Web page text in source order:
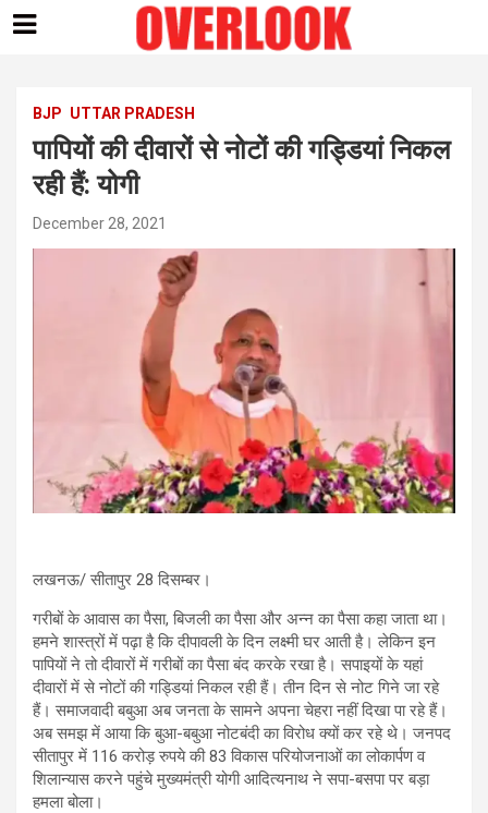
content
BJP UTTAR PRADESH
पापियों की दीवारों से नोटों की गड्डियां निकल
रही हैं: योगी
December 28, 2021
लखनऊ/ सीतापुर 28 दिसम्बर।
गरीबों के आवास का पैसा, बिजली का पैसा और अन्न का पैसा कहा जाता था।
हमने शास्त्रों में पढ़ा है कि दीपावली के दिन लक्ष्मी घर आती है। लेकिन इन
पापियों ने तो दीवारों में गरीबों का पैसा बंद करके रखा है। सपाइयों के यहां
दीवारों में से नोटों की गड्डियां निकल रही हैं। तीन दिन से नोट गिने जा रहे
हैं। समाजवादी बबुआ अब जनता के सामने अपना चेहरा नहीं दिखा पा रहे हैं।
अब समझ में आया कि बुआ-बबुआ नोटबंदी का विरोध क्यों कर रहे थे। जनपद
सीतापुर में 116 करोड़ रुपये की 83 विकास परियोजनाओं का लोकार्पण व
शिलान्यास करने पहुंचे मुख्यमंत्री योगी आदित्यनाथ ने सपा-बसपा पर बड़ा
हमला बोला।